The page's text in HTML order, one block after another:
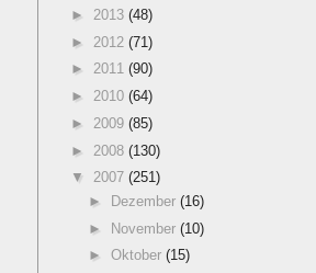
► 2013 (48)
► 2012 (71)
► 2011 (90)
► 2010 (64)
► 2009 (85)
► 2008 (130)
▼ 2007 (251)
►
Dezember (16)
► November (10)
► Oktober (15)